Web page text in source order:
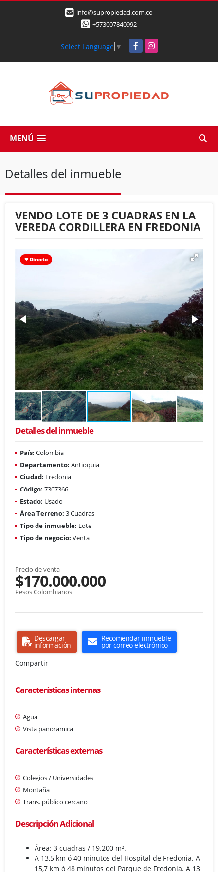
info@supropiedad.com.co
+573007840992
Select Language ▼ FacebookInstagram
MENÚ
Detalles del inmueble
VENDO LOTE DE 3 CUADRAS EN LA
VEREDA CORDILLERA EN FREDONIA
❤ Directo
Detalles del inmueble
País: Colombia
Departamento: Antioquia
Ciudad: Fredonia
Código: 7307366
Estado: Usado
Área Terreno: 3 Cuadras
Tipo de inmueble: Lote
Tipo de negocio: Venta
Precio de venta
$170.000.000
Pesos Colombianos
Descargar
información
Recomendar inmueble
por correo electrónico
Compartir
Características internas
Agua
Vista panorámica
Características externas
Colegios / Universidades
Montaña
Trans. público cercano
Descripción Adicional
Área: 3 cuadras / 19.200 m².
A 13,5 km ó 40 minutos del Hospital de Fredonia. A
15,7 km ó 48 minutos del Parque de Fredonia. A 13